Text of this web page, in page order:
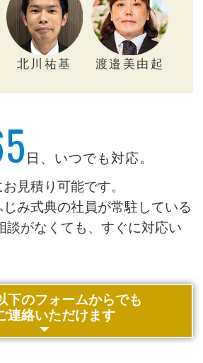
北川祐基 渡邉美由起
日、いつでも対応。
見積り可能です。
み式典の社員が常駐している
談がなくても、すぐに対応い
下のフォームからでも
連絡いただけます